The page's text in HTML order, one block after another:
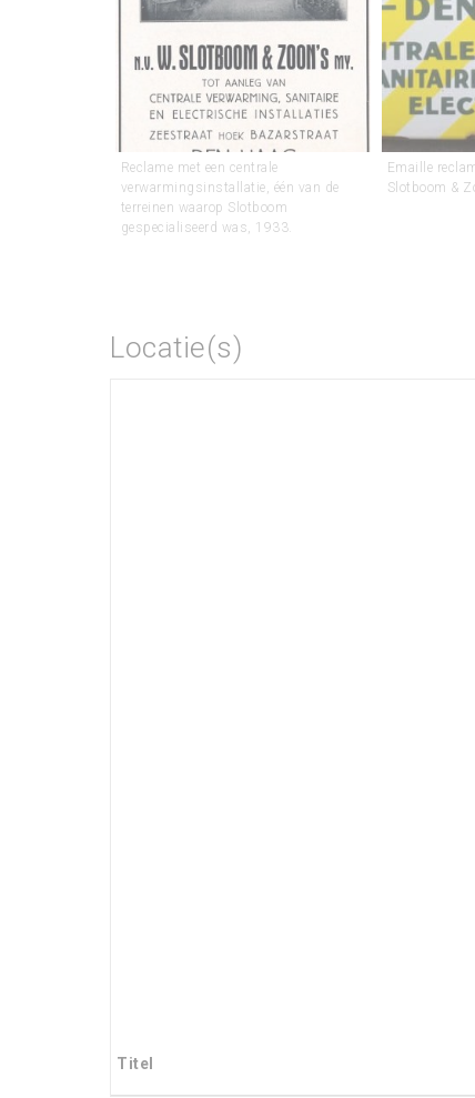
Reclame met een centrale
verwarmingsinstallatie, één van de
terreinen waarop Slotboom
gespecialiseerd was, 1933.
Emaille
Slotboom &
Locatie(s)
Titel